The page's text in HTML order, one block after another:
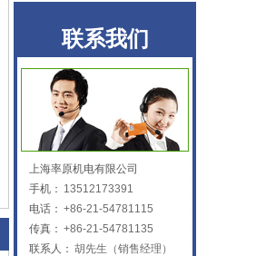
联系我们
上海率原机电有限公司
手机： 13512173391
电话： +86-21-54781115
传真： +86-21-54781135
联系人： 胡先生（销售经理）